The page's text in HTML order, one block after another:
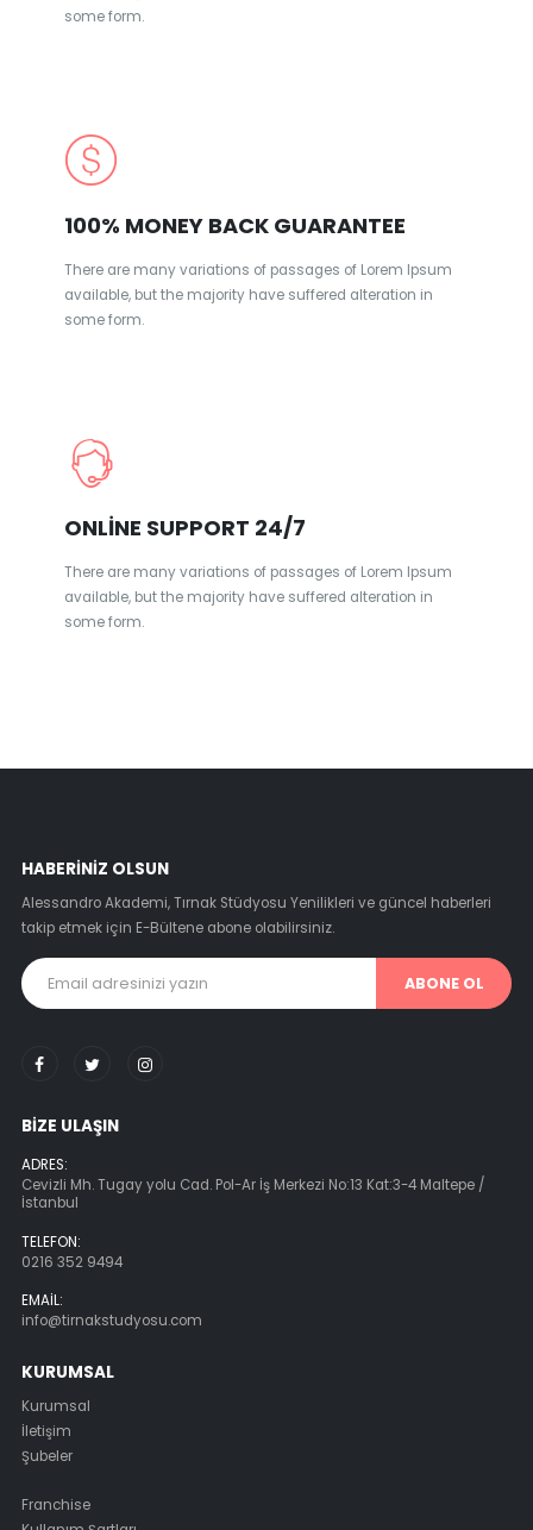
some form.
100% MONEY BACK GUARANTEE
There are many variations of passages of Lorem Ipsum
available, but the majority have suffered alteration in
some form.
ONLINE SUPPORT 24/7
There are many variations of passages of Lorem Ipsum
available, but the majority have suffered alteration in
some form.
HABERINIZ OLSUN
Alessandro Akademi, Tırnak Stüdyosu Yenilikleri ve güncel haberleri
takip etmek için E-Bültene abone olabilirsiniz.
ABONE OL
BIZE ULAŞIN
ADRES:
Cevizli Mh. Tugay yolu Cad. Pol-Ar İş Merkezi No:13 Kat:3-4 Maltepe /
İstanbul
TELEFON:
0216 352 9494
EMAIL:
info@tirnakstudyosu.com
KURUMSAL
Kurumsal
İletişim
Şubeler
Franchise